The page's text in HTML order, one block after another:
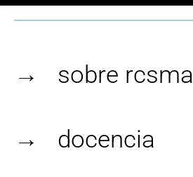
→ sobre rcsma
→ docencia